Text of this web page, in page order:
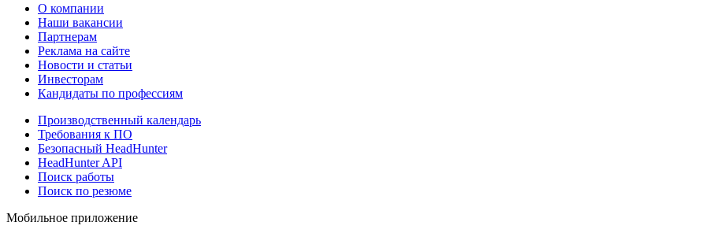
О компании
Наши вакансии
Партнерам
Реклама на сайте
Новости и статьи
Инвесторам
Кандидаты по профессиям
Производственный календарь
Требования к ПО
Безопасный HeadHunter
HeadHunter API
Поиск работы
Поиск по резюме
Мобильное приложение